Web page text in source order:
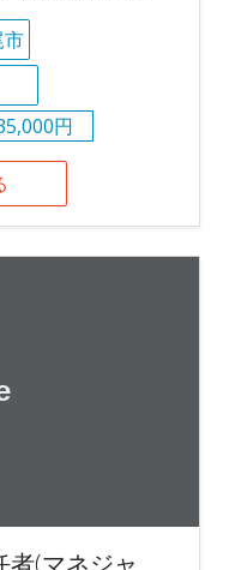
円
(マネジャ